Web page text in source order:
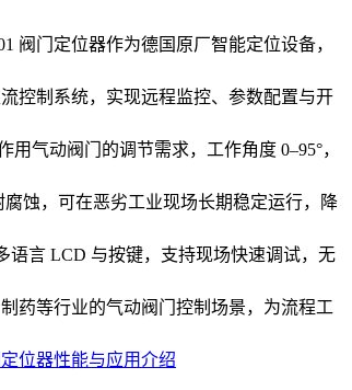
阀门定位器作为德国原厂智能定位设备，
控制系统，实现远程监控、参数配置与开
气动阀门的调节需求，工作角度 0–95°，
蚀，可在恶劣工业现场长期稳定运行，降
语言 LCD 与按键，支持现场快速调试，无
药等行业的气动阀门控制场景，为流程工
位器性能与应用介绍